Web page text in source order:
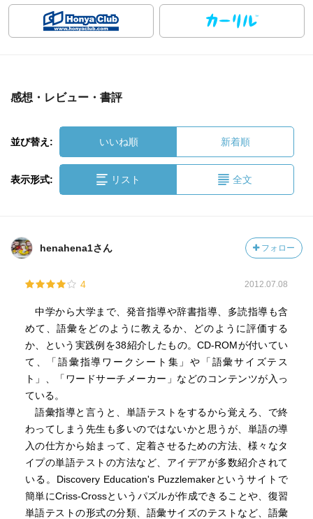
感想・レビュー・書評
並び替え: いいね順 新着順
表示形式: リスト 全文
henahena1さん フォロー
4 2012.07.08
中学から大学まで、発音指導や辞書指導、多読指導も含
めて、語彙をどのように教えるか、どのように評価する
か、という実践例を38紹介したもの。CD-ROMが付いてい
て、「語彙指導ワークシート集」や「語彙サイズテス
ト」、「ワードサーチメーカー」などのコンテンツが入っ
ている。
語彙指導と言うと、単語テストをするから覚えろ、で終
わってしまう先生も多いのではないかと思うが、単語の導
入の仕方から始まって、定着させるための方法、様々なタ
イプの単語テストの方法など、アイデアが多数紹介されて
いる。Discovery Education's Puzzlemakerというサイトで
簡単にCriss-Crossというパズルが作成できることや、復習
単語テストの形式の分類、語彙サイズのテストなど、語彙